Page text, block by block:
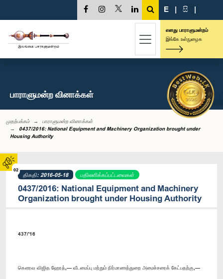
02
E | සි |
எனது பாராளுமன்றம்
இங்கே உள்நுழைக
பாராளுமன்ற வினாக்கள்
முதற்பக்கம்
பாராளுமன்ற வினாக்கள்
0437/2016: National Equipment and Machinery Organization brought under
Housing Authority
திகதி: 2016-05-18 பதிலளிக்கப்பட்டவைகள்
0437/2016: National Equipment and Machinery
Organization brought under Housing Authority
437/'16
​கௌரவ விஜித ஹேரத்,— வீடமைப்பு மற்றும் நிர்மாணத்துறை அமைச்சரைக் கேட்பதற்கு,—